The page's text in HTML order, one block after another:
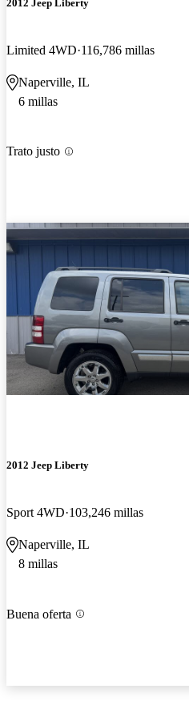
2012 Jeep Liberty
Limited 4WD 116,786 millas
Naperville, IL
6 millas
Trato justo
2012 Jeep Liberty
Sport 4WD 103,246 millas
Naperville, IL
8 millas
Buena oferta